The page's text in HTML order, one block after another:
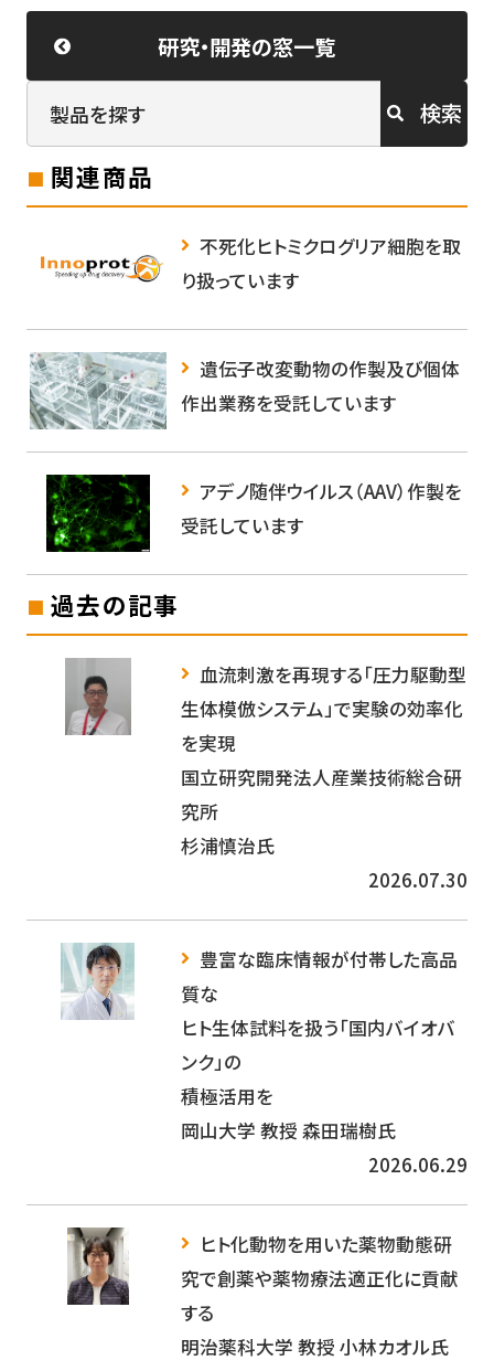
研究・開発の窓一覧
検索
関連商品
不死化ヒトミクログリア細胞を取
り扱っています
遺伝子改変動物の作製及び個体
作出業務を受託しています
アデノ随伴ウイルス（AAV）作製を
受託しています
過去の記事
血流刺激を再現する「圧力駆動型
生体模倣システム」で実験の効率化
を実現
国立研究開発法人産業技術総合研
究所
杉浦慎治氏
2026.07.30
豊富な臨床情報が付帯した高品
質な
ヒト生体試料を扱う「国内バイオバ
ンク」の
積極活用を
岡山大学 教授 森田瑞樹氏
2026.06.29
ヒト化動物を用いた薬物動態研
究で創薬や薬物療法適正化に貢献
する
明治薬科大学 教授 小林カオル氏